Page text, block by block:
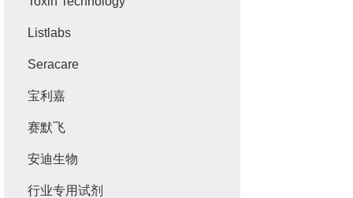
Listlabs
Seracare
宝利嘉
赛默飞
安迪生物
行业专用试剂